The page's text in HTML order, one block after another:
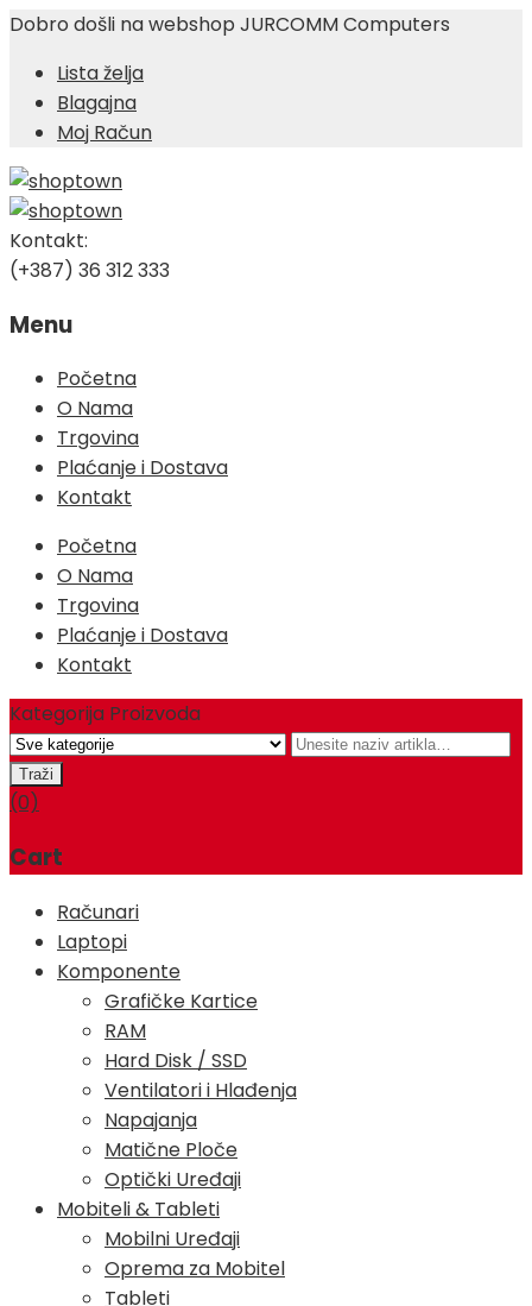
Dobro došli na webshop JURCOMM Computers
Lista želja
Blagajna
Moj Račun
Kontakt:
(+387) 36 312 333
Menu
Skip
content
Početna
O Nama
Trgovina
Plaćanje i Dostava
Kontakt
Početna
O Nama
Trgovina
Plaćanje i Dostava
Kontakt
Kategorija Proizvoda
(0)
Cart
Računari
Laptopi
Komponente
Grafičke Kartice
RAM
Hard Disk / SSD
Ventilatori i Hlađenja
Napajanja
Matične Ploče
Optički Uređaji
Mobiteli & Tableti
Mobilni Uređaji
Oprema za Mobitel
Tableti